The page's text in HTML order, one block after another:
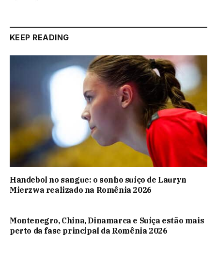
KEEP READING
Handebol no sangue: o sonho suíço de Lauryn
Mierzwa realizado na Romênia 2026
Montenegro, China, Dinamarca e Suíça estão mais
perto da fase principal da Romênia 2026